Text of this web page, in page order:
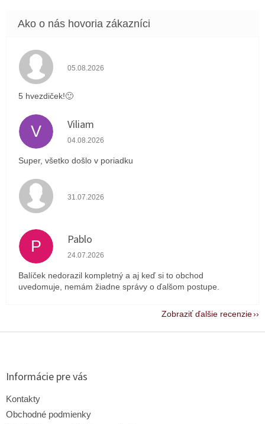
Hodnotenie obchodu je 5 z 5 hviezdičiek.
05.08.2026
5 hvezdiček!🙂
V Viliam
Hodnotenie obchodu je 5 z 5 hviezdičiek.
04.08.2026
Super, všetko došlo v poriadku
Hodnotenie obchodu je 4 z 5 hviezdičiek.
31.07.2026
P Pablo
Hodnotenie obchodu je 1 z 5 hviezdičiek.
24.07.2026
Balíček nedorazil kompletný a aj keď si to obchod
uvedomuje, nemám žiadne správy o ďalšom postupe.
Zobraziť ďalšie recenzie
Z
Informácie pre vás
Kontakty
Obchodné podmienky